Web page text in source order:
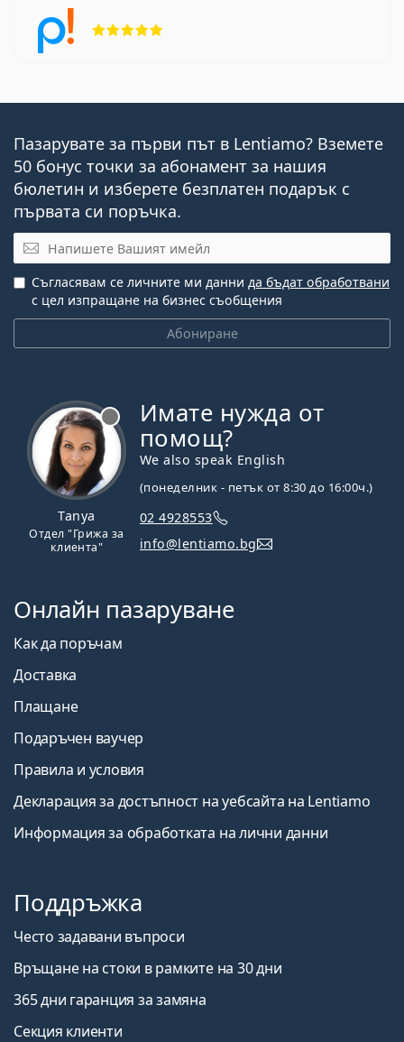
Пазарувате за първи път в Lentiamo? Вземете
50 бонус точки за абонамент за нашия
бюлетин и изберете безплатен подарък с
първата си поръчка.
Имейл
Абониране
Съгласявам се личните ми данни да бъдат обработвани
с цел изпращане на бизнес съобщения
Tanya
Отдел "Грижа за
клиента"
Имате нужда от
помощ?
We also speak English
(понеделник - петък от 8:30 до 16:00ч.)
02 4928553
info@lentiamo.bg
Онлайн пазаруване
Как да поръчам
Доставка
Плащане
Подаръчен ваучер
Правила и условия
Декларация за достъпност на уебсайта на Lentiamo
Информация за обработката на лични данни
Поддръжка
Често задавани въпроси
Връщане на стоки в рамките на 30 дни
365 дни гаранция за замяна
Секция клиенти